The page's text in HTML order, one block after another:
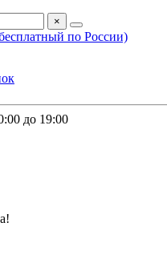
×
по России)
до 19:00